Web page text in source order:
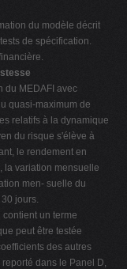
du modèle décrit
de spécification.
du MEDAFI avec
quasi-maximum de
relatifs à la dynamique
du risque s'élève à
le rendement en
la variation mensuelle
men- suelle du
jours.
contient un terme
peut être testée
des autres
dans le Panel D,